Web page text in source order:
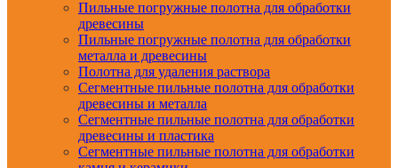
Пильные погружные полотна для обработки
древесины
Пильные погружные полотна для обработки
металла и древесины
Полотна для удаления раствора
Сегментные пильные полотна для обработки
древесины и металла
Сегментные пильные полотна для обработки
древесины и пластика
Сегментные пильные полотна для обработки